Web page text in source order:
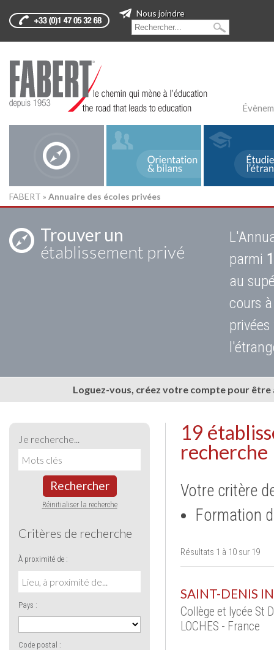
Nous joindre
FABERT » Annuaire des écoles privées
Trouver un
établissement privé
parmi
au
cours
Loguez-vous, créez votre compte pour
Je recherche...
Rechercher
Réinitialiser la recherche
Critères de recherche
À proximité de :
Pays :
Code postal :
19
recherche
Votre critère
Formation
Résultats 1 à 10 sur 19
SAINT-DENIS
Collège et lycée St
LOCHES - France